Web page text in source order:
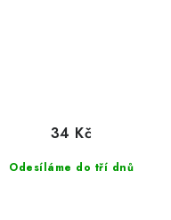
Odesíláme do tří dnů
34 Kč